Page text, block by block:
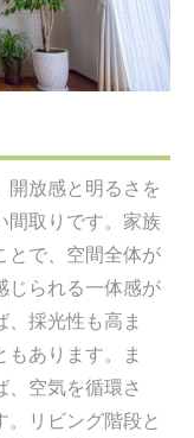
開放感と明るさを
間取りです。家族
とで、空間全体が
じられる一体感が
採光性も高ま
もあります。ま
、空気を循環さ
リビング階段と